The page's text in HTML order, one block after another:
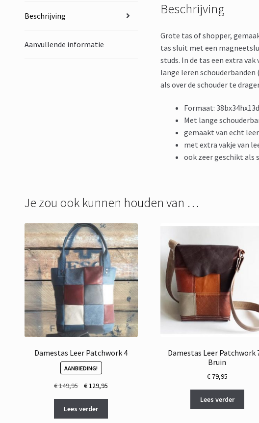
Beschrijving
Aanvullende informatie
Beschrijving
Grote tas of shopper,
tas sluit met een
studs. In de tas een extra
lange leren schouderbanden
als over de schouder te
Formaat:
Met lange
gemaakt van echt leer
met extra vakje van
ook zeer geschikt als
Je zou ook kunnen houden van …
Damestas Leer Patchwork 4
AANBIEDING!
€149,95
Oorspronkelijke
was:
€ 149,95.
€129,95
€ 129,95.
Lees verder
Damestas Leer Patchwork
Bruin
€79,95
Lees verder